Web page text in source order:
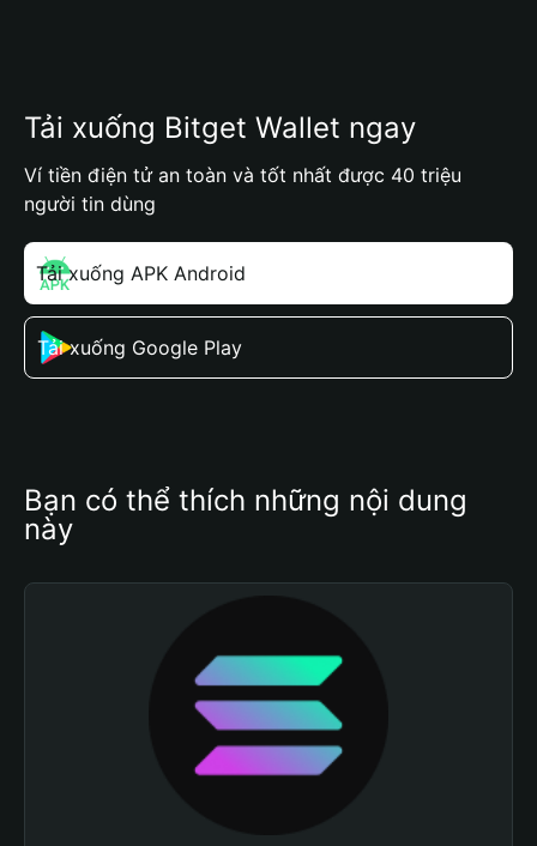
Tải xuống Bitget Wallet ngay
Ví tiền điện tử an toàn và tốt nhất được 40 triệu
người tin dùng
Tải xuống APK Android
Tải xuống Google Play
Bạn có thể thích những nội dung
này